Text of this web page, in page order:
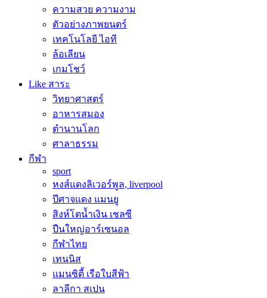
ความสวย ความงาม
ตัวอย่างภาพยนตร์
เทคโนโลยี ไอที
ล้อเลียน
เกมโชว์
Like สาระ
วิทยาศาสตร์
อาหารสมอง
ตำนานโลก
ศาลาธรรม
กีฬา
sport
หงส์แดงลิเวอร์พูล, liverpool
ปีศาจแดง แมนยู
สิงห์โตน้ำเงิน เชลซี
ปืนใหญ่อาร์เซนอล
กีฬาไทย
เทนนิส
แมนซิตี้ เรือใบสีฟ้า
ลาลีกา สเปน